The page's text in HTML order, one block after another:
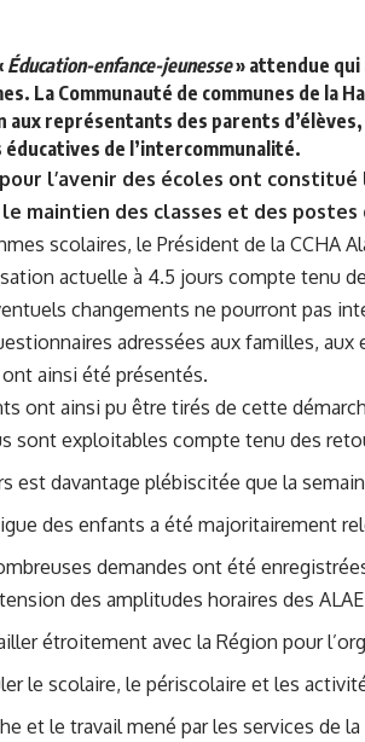
Éducation-enfance-jeunesse» attendue qui
La Communauté de communes de la
aux représentants des parents
éducatives de l’intercommunalité.
l’avenir des écoles ont constitué
maintien des classes et des postes
scolaires, le Président de la CCHA
actuelle à 4.5 jours compte tenu
changements ne pourront pas
adressées aux familles,
ainsi été présentés.
ont ainsi pu être tirés de cette
sont exploitables compte tenu des
est davantage plébiscitée que la
des enfants a été majoritairement
demandes ont été
des amplitudes horaires des ALAE
étroitement avec la Région pour
le scolaire, le périscolaire et les
et le travail mené par les services de